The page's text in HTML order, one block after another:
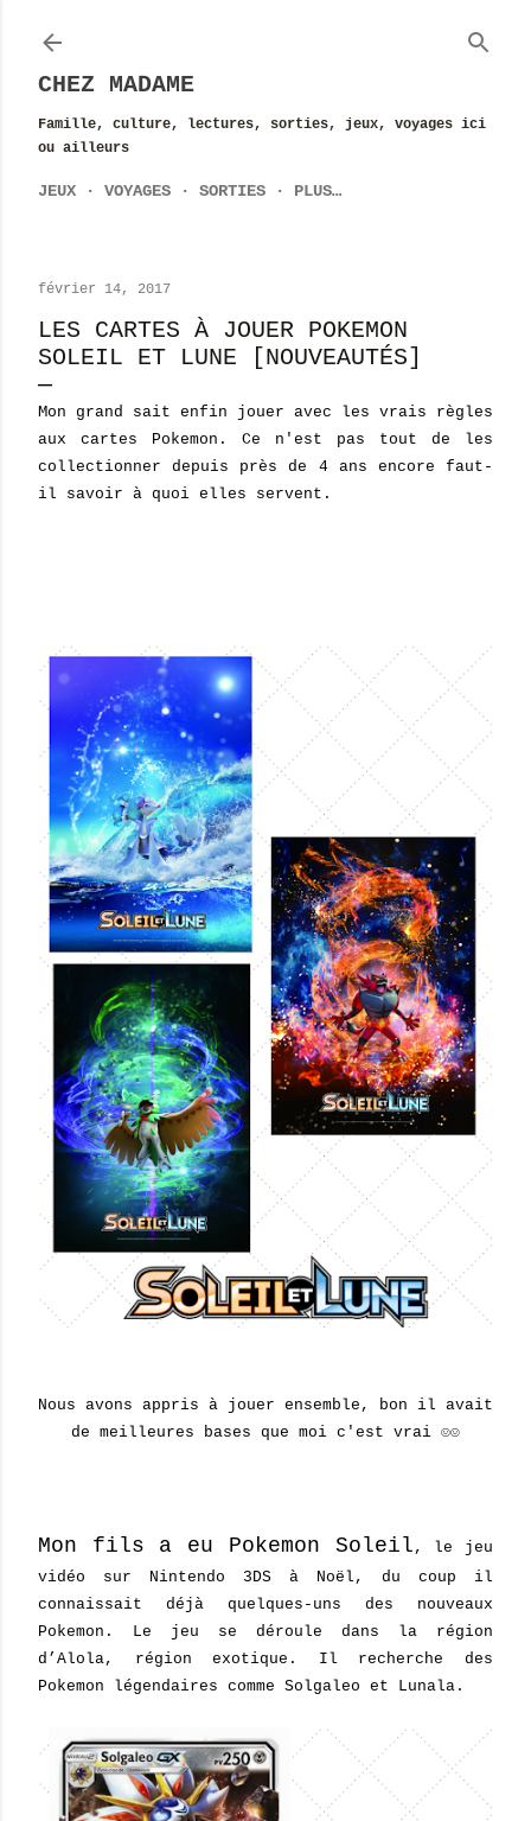
CHEZ MADAME
Famille, culture, lectures, sorties, jeux, voyages ici
ou ailleurs
JEUX VOYAGES SORTIES PLUS…
février 14, 2017
LES CARTES À JOUER POKEMON
SOLEIL ET LUNE [NOUVEAUTÉS]
Mon grand sait enfin jouer avec les vrais règles
aux cartes Pokemon. Ce n'est pas tout de les
collectionner depuis près de 4 ans encore faut-
il savoir à quoi elles servent.
Nous avons appris à jouer ensemble, bon il avait
de meilleures bases que moi c'est vrai ☺☺
Mon fils a eu Pokemon Soleil , le jeu
vidéo sur Nintendo 3DS à Noël, du coup il
connaissait déjà quelques-uns des nouveaux
Pokemon. Le jeu se déroule dans la région
d’Alola, région exotique. Il recherche des
Pokemon légendaires comme Solgaleo et Lunala.